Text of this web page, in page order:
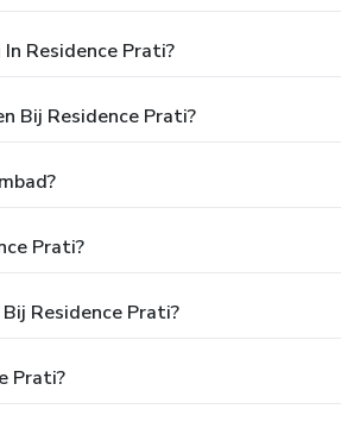
Residence Prati?
Bij Residence Prati?
Prati?
Residence Prati?
Prati?